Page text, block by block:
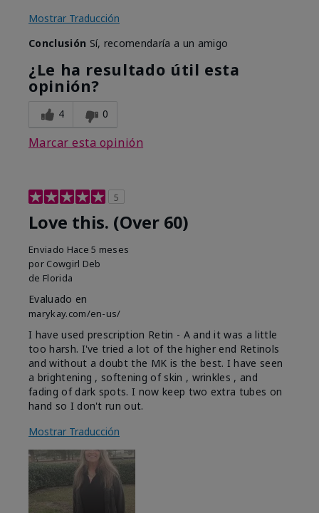
Mostrar Traducción
Conclusión Sí, recomendaría a un amigo
¿Le ha resultado útil esta
opinión?
4 0
Marcar esta opinión
5
Love this. (Over 60)
Enviado Hace 5 meses
por Cowgirl Deb
de Florida
Evaluado en
marykay.com/en-us/
I have used prescription Retin - A and it was a little
too harsh. I've tried a lot of the higher end Retinols
and without a doubt the MK is the best. I have seen
a brightening , softening of skin , wrinkles , and
fading of dark spots. I now keep two extra tubes on
hand so I don't run out.
Mostrar Traducción